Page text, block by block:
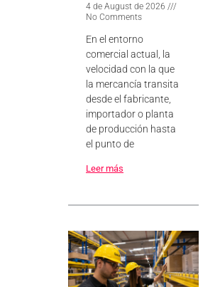
4 de August de 2026
No Comments
En el entorno
comercial actual, la
velocidad con la que
la mercancía transita
desde el fabricante,
importador o planta
de producción hasta
el punto de
Leer más